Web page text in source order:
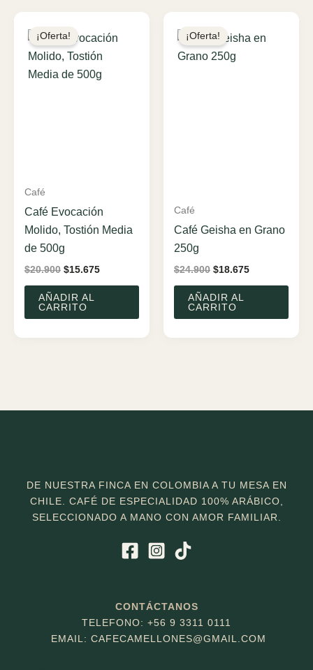
¡Oferta!
Café
Café Evocación
Molido, Tostión Media
de 500g
$20.900 El
original
era:
$20.900.
$15.675El
$15.675.
AÑADIR AL
CARRITO
¡Oferta!
Café
Café Geisha en Grano
250g
$24.900 El
original
era:
$24.900.
$18.675El
$18.675.
AÑADIR AL
CARRITO
DE NUESTRA FINCA EN COLOMBIA A TU MESA EN
CHILE. CAFÉ DE ESPECIALIDAD 100% ARÁBICO,
SELECCIONADO A MANO CON AMOR FAMILIAR.
CONTÁCTANOS
TELEFONO: +56 9 3311 0111
EMAIL: CAFECAMELLONES@GMAIL.COM